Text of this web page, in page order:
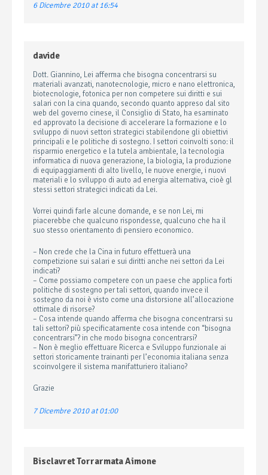
6 Dicembre 2010 at 16:54
davide
Dott. Giannino, Lei afferma che bisogna concentrarsi su
materiali avanzati, nanotecnologie, micro e nano elettronica,
biotecnologie, fotonica per non competere sui diritti e sui
salari con la cina quando, secondo quanto appreso dal sito
web del governo cinese, il Consiglio di Stato, ha esaminato
ed approvato la decisione di accelerare la formazione e lo
sviluppo di nuovi settori strategici stabilendone gli obiettivi
principali e le politiche di sostegno. I settori coinvolti sono: il
risparmio energetico e la tutela ambientale, la tecnologia
informatica di nuova generazione, la biologia, la produzione
di equipaggiamenti di alto livello, le nuove energie, i nuovi
materiali e lo sviluppo di auto ad energia alternativa, cioè gl
stessi settori strategici indicati da Lei.
Vorrei quindi farle alcune domande, e se non Lei, mi
piacerebbe che qualcuno rispondesse, qualcuno che ha il
suo stesso orientamento di pensiero economico.
– Non crede che la Cina in futuro effettuerà una
competizione sui salari e sui diritti anche nei settori da Lei
indicati?
– Come possiamo competere con un paese che applica forti
politiche di sostegno per tali settori, quando invece il
sostegno da noi è visto come una distorsione all’allocazione
ottimale di risorse?
– Cosa intende quando afferma che bisogna concentrarsi su
tali settori? più specificatamente cosa intende con “bisogna
concentrarsi”? in che modo bisogna concentrarsi?
– Non è meglio effettuare Ricerca e Sviluppo funzionale ai
settori storicamente trainanti per l’economia italiana senza
scoinvolgere il sistema manifatturiero italiano?
Grazie
7 Dicembre 2010 at 01:00
Bisclavret Torrarmata Aimone